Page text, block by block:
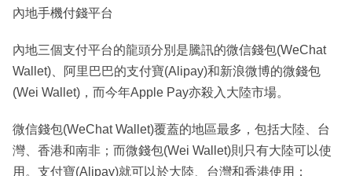
內地手機付錢平台
內地三個支付平台的龍頭分別是騰訊的微信錢包(WeChat
Wallet)、阿里巴巴的支付寶(Alipay)和新浪微博的微錢包
(Wei Wallet)，而今年Apple Pay亦殺入大陸市場。
微信錢包(WeChat Wallet)覆蓋的地區最多，包括大陸、台
灣、香港和南非；而微錢包(Wei Wallet)則只有大陸可以使
用。支付寶(Alipay)就可以於大陸、台灣和香港使用；